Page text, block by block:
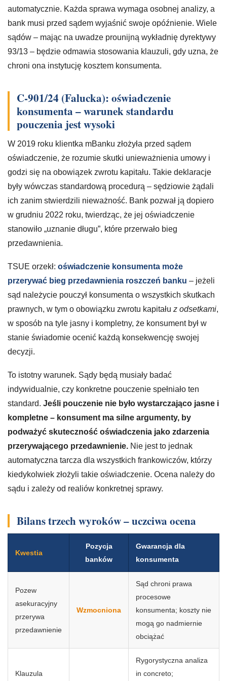
automatycznie. Każda sprawa wymaga osobnej analizy, a
bank musi przed sądem wyjaśnić swoje opóźnienie. Wiele
sądów – mając na uwadze prounijną wykładnię dyrektywy
93/13 – będzie odmawia stosowania klauzuli, gdy uzna, że
chroni ona instytucję kosztem konsumenta.
C-901/24 (Falucka): oświadczenie
konsumenta – warunek standardu
pouczenia jest wysoki
W 2019 roku klientka mBanku złożyła przed sądem
oświadczenie, że rozumie skutki unieważnienia umowy i
godzi się na obowiązek zwrotu kapitału. Takie deklaracje
były wówczas standardową procedurą – sędziowie żądali
ich zanim stwierdzili nieważność. Bank pozwał ją dopiero
w grudniu 2022 roku, twierdząc, że jej oświadczenie
stanowiło „uznanie długu”, które przerwało bieg
przedawnienia.
TSUE orzekł: oświadczenie konsumenta może
przerywać bieg przedawnienia roszczeń banku – jeżeli
sąd należycie pouczył konsumenta o wszystkich skutkach
prawnych, w tym o obowiązku zwrotu kapitału z odsetkami,
w sposób na tyle jasny i kompletny, że konsument był w
stanie świadomie ocenić każdą konsekwencję swojej
decyzji.
To istotny warunek. Sądy będą musiały badać
indywidualnie, czy konkretne pouczenie spełniało ten
standard. Jeśli pouczenie nie było wystarczająco jasne i
kompletne – konsument ma silne argumenty, by
podważyć skuteczność oświadczenia jako zdarzenia
przerywającego przedawnienie. Nie jest to jednak
automatyczna tarcza dla wszystkich frankowiczów, którzy
kiedykolwiek złożyli takie oświadczenie. Ocena należy do
sądu i zależy od realiów konkretnej sprawy.
Bilans trzech wyroków – uczciwa ocena
Kwestia
Pozycja
banków
Gwarancja dla
konsumenta
Pozew
asekuracyjny
przerywa
przedawnienie
Wzmocniona
Sąd chroni prawa
procesowe
konsumenta; koszty nie
mogą go nadmiernie
obciążać
Klauzula
Rygorystyczna analiza
in concreto;